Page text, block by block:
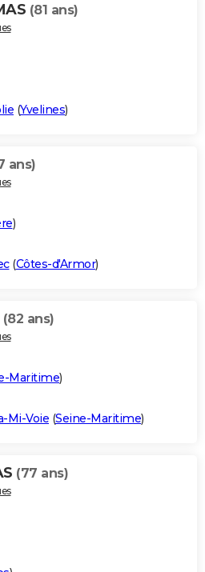
(81 ans)
(Yvelines)
ans)
)
(Côtes-d'Armor)
(82 ans)
Maritime)
Mi-Voie (Seine-Maritime)
(77 ans)